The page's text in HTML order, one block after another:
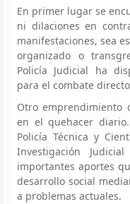
En primer lugar se
ni dilaciones en
manifestaciones, sea
organizado o
Policía Judicial ha
para el combate
Otro emprendimiento
en el quehacer
Policía Técnica y
Investigación
importantes aportes
desarrollo social
a problemas actuales.